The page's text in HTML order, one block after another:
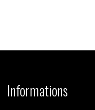
Informations